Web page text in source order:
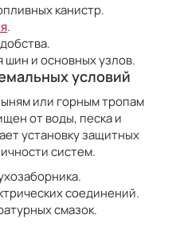
канистр.
.
шин и основных узлов.
условий
или горным тропам
от воды, песка и
установку защитных
систем.
соединений.
смазок.